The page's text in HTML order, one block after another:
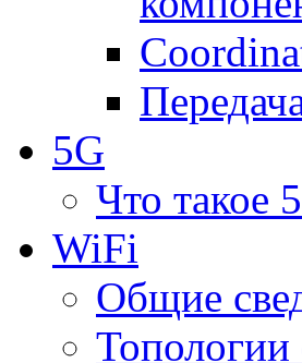
5G
Что такое
WiFi
Общие